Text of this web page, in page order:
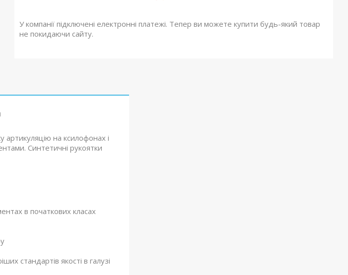
У компанії підключені електронні платежі. Тепер ви можете купити будь-який товар
не покидаючи сайту.
артикуляцію на ксилофонах і
Синтетичні рукоятки
в початкових класах
стандартів якості в галузі